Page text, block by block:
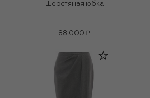
Шерстяная юбка
88 000 ₽